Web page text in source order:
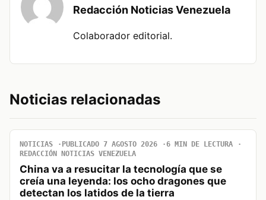
Redacción Noticias Venezuela
Colaborador editorial.
Noticias relacionadas
NOTICIAS PUBLICADO 7 AGOSTO 2026
6 MIN DE LECTURA
REDACCIÓN NOTICIAS VENEZUELA
China va a resucitar la tecnología que se
creía una leyenda: los ocho dragones que
detectan los latidos de la tierra